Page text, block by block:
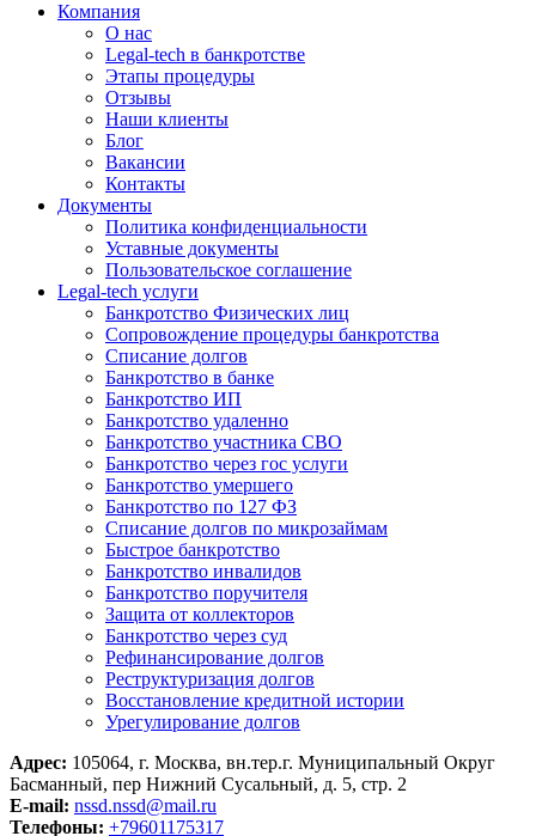
Компания
О нас
Legal-tech в банкротстве
Этапы процедуры
Отзывы
Наши клиенты
Блог
Вакансии
Контакты
Документы
Политика конфиденциальности
Уставные документы
Пользовательское соглашение
Legal-tech услуги
Банкротство Физических лиц
Сопровождение процедуры банкротства
Списание долгов
Банкротство в банке
Банкротство ИП
Банкротство удаленно
Банкротство участника СВО
Банкротство через гос услуги
Банкротство умершего
Банкротство по 127 ФЗ
Списание долгов по микрозаймам
Быстрое банкротство
Банкротство инвалидов
Банкротство поручителя
Защита от коллекторов
Банкротство через суд
Рефинансирование долгов
Реструктуризация долгов
Восстановление кредитной истории
Урегулирование долгов
Адрес: 105064, г. Москва, вн.тер.г. Муниципальный Округ
Басманный, пер Нижний Сусальный, д. 5, стр. 2
E-mail: nssd.nssd@mail.ru
Телефоны: +79601175317